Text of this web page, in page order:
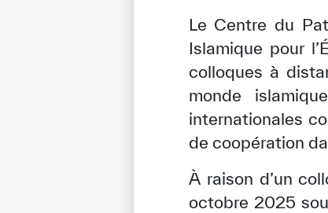
Le Centre du
Islamique pour
colloques à
monde
internationales
de coopération
À raison d’un
octobre 2025